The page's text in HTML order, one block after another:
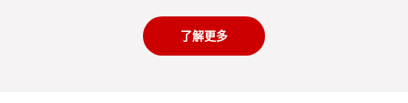
了解更多